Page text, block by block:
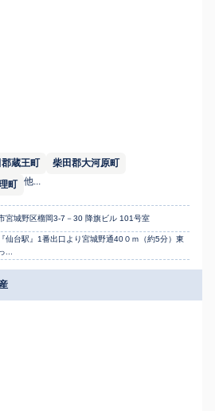
蔵王町
柴田郡大河原町
町 他...
宮城野区榴岡3-7－30 降旗ビル 101号室
仙台駅』1番出口より宮城野通40０ｍ（約5分）東
...